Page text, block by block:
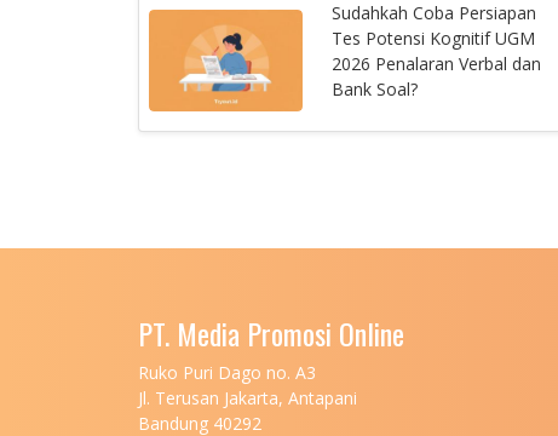
Sudahkah Coba Persiapan
Tes Potensi Kognitif UGM
2026 Penalaran Verbal dan
Bank Soal?
PT. Media Promosi Online
Ruko Puri Dago no. A3
Jl. Terusan Jakarta, Antapani
Bandung 40292